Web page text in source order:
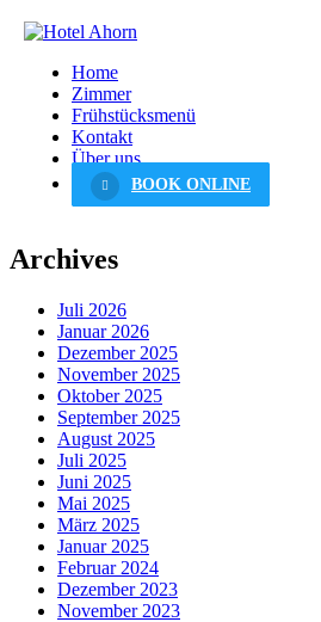
Home
Zimmer
Frühstücksmenü
Kontakt
Über uns
BOOK ONLINE
Archives
Juli 2026
Januar 2026
Dezember 2025
November 2025
Oktober 2025
September 2025
August 2025
Juli 2025
Juni 2025
Mai 2025
März 2025
Januar 2025
Februar 2024
Dezember 2023
November 2023